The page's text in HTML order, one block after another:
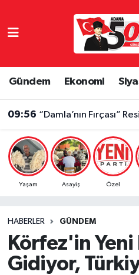
Gündem Ekonomi
09:56 “Damla’nın Fırçası” Resim
Yaşam Asayiş Özel
HABERLER GÜNDEM
Körfez'in Yeni
Gidiyor,
Dünya
Eğitim
Gündem
Haber Reklam
Adana Nöbetçi
Adana Trafik Yoğunluk
Süper Lig Puan
Son Dakika Haberleri
Haber Arşivi